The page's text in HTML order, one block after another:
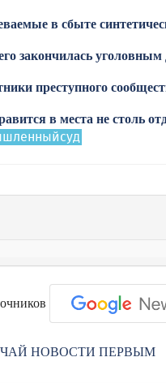
в сбыте
закончилась уголовным
преступного
в места не столь
НОВОСТИ ПЕРВЫМ